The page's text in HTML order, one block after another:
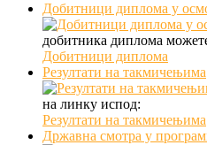
Добитници диплома у
добитника диплома
Добитници диплома
Резултати на такмичењима
на линку испод:
Резултати на такмичењима
Државна смотра у